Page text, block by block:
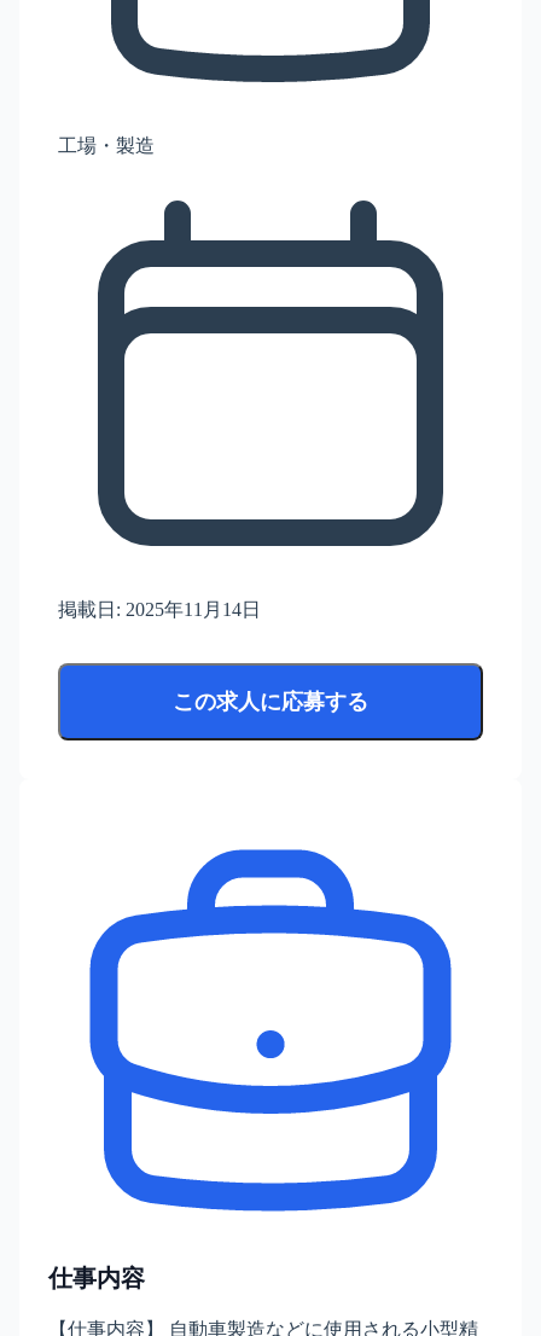
工場・製造
掲載日: 2025年11月14日
この求人に応募する
仕事内容
【仕事内容】 自動車製造などに使用される小型精